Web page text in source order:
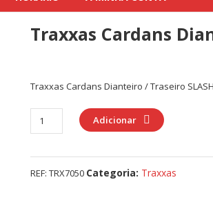
Traxxas Cardans
Traxxas Cardans Dianteiro / Traseiro SLASH
Quantidade
de
Dianteiro
Adicionar
REF: TRX7050 Categoria: Traxxas